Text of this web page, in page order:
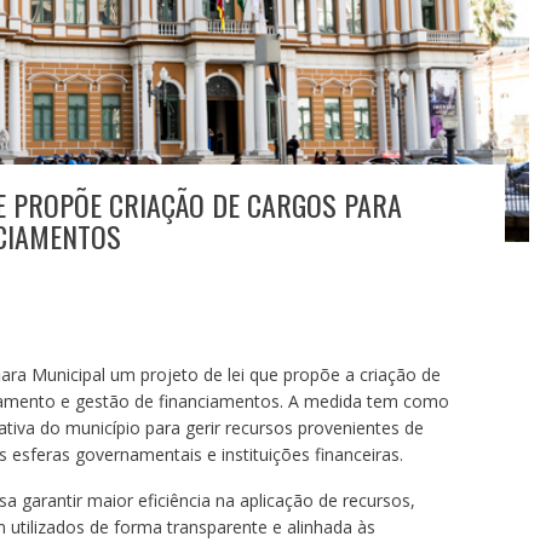
CRIAÇÃO DE CARGOS PARA
Municipal um projeto de lei que propõe a criação de
e gestão de financiamentos. A medida tem como
do município para gerir recursos provenientes de
governamentais e instituições financeiras.
garantir maior eficiência na aplicação de recursos,
de forma transparente e alinhada às